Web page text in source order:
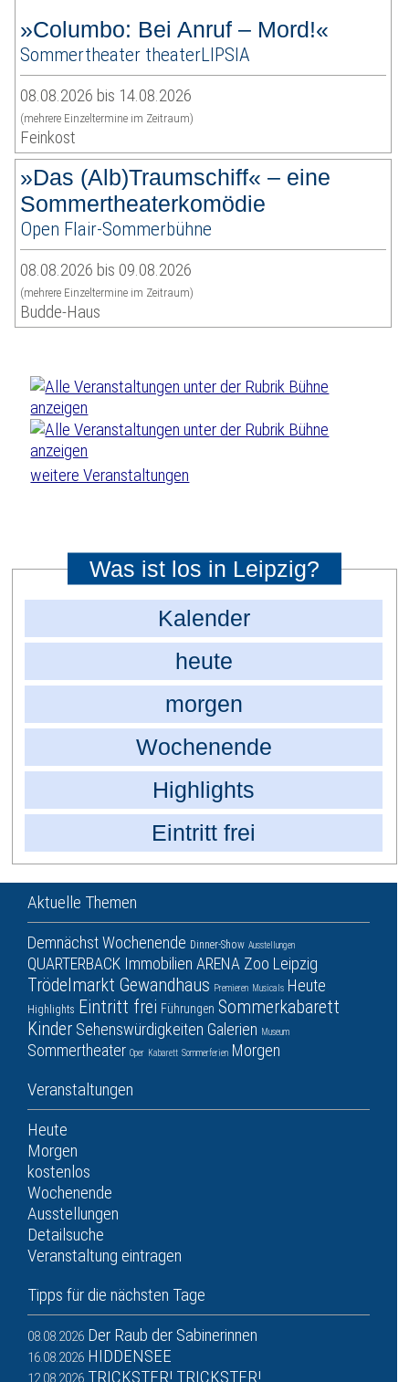
»Columbo: Bei Anruf – Mord!«
Sommertheater theaterLIPSIA
08.08.2026 bis 14.08.2026
(mehrere Einzeltermine im Zeitraum)
Feinkost
»Das (Alb)Traumschiff« – eine
Sommertheaterkomödie
Open Flair-Sommerbühne
08.08.2026 bis 09.08.2026
(mehrere Einzeltermine im Zeitraum)
Budde-Haus
weitere Veranstaltungen
Was ist los in Leipzig?
Kalender
heute
morgen
Wochenende
Highlights
Eintritt frei
Aktuelle Themen
DemnächstWochenende Dinner-Show Ausstellungen
QUARTERBACK Immobilien ARENA Zoo Leipzig
Trödelmarkt Gewandhaus Premieren Musicals Heute
Highlights Eintritt frei Führungen Sommerkabarett
Kinder Sehenswürdigkeiten Galerien Museum
Sommertheater Oper Kabarett Sommerferien Morgen
Veranstaltungen
Heute
Morgen
kostenlos
Wochenende
Ausstellungen
Detailsuche
Veranstaltung eintragen
Tipps für die nächsten Tage
08.08.2026 Der Raub der Sabinerinnen
16.08.2026 HIDDENSEE
12.08.2026 TRICKSTER! TRICKSTER!